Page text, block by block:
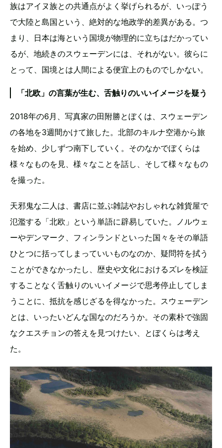
族はアイヌ族との共通点がよく挙げられるが、いっぽう
で大陸と島国という、絶対的な地政学的差異がある。つ
まり、日本は海という国境が物理的に立ちはだかってい
るが、地続きのスウェーデンには、それがない。彼らに
とって、国境とは人間による便宜上のものでしかない。
「北欧」の言葉が生む、舌触りのいいイメージを疑う
2018年の6月、写真家の田附勝とぼくは、スウェーデン
の各地を3週間かけて旅した。北部のキルナ空港から旅
を始め、少しずつ南下していく。そのなかでぼくらは
様々なものを見、様々なことを話し、そして様々なもの
を撮った。
天邪鬼な二人は、書店に並ぶ雑誌やおしゃれな雑貨屋で
氾濫する「北欧」という単語に辟易していた。ノルウェ
ーやデンマーク、フィンランドといった国々をその単語
ひとつに括ってしまっていいものなのか、疑問符を拭う
ことができなかったし、歴史や文化におけるズレを検証
することなく舌触りのいいイメージで思考停止してしま
うことに、抵抗を感じざるを得なかった。スウェーデン
とは、いったいどんな国なのだろうか。その素朴で強固
なクエスチョンの答えを見つけたい、とぼくらは考え
た。